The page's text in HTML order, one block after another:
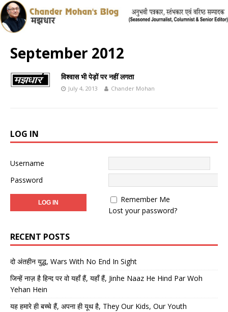
September 2012
विश्वास भी पेड़ों पर नहीं लगता
July 4, 2013 Chander Mohan
LOG IN
Username
Password
Remember Me
Lost your password?
RECENT POSTS
दो अंतहीन युद्ध, Wars With No End In Sight
जिन्हें नाज़ है हिन्द पर वो यहाँ हैं, यहाँ हैं, Jinhe Naaz He Hind Par Woh
Yehan Hein
यह हमारे ही बच्चे हैं, अपना ही यूथ है, They Our Kids, Our Youth